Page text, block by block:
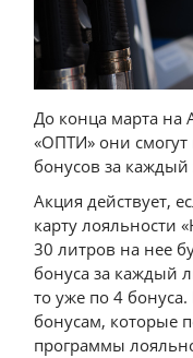
До конца марта на
«ОПТИ» они
бонусов за
Акция действует,
карту лояльности
30 литров на нее
бонуса за каждый
то уже по 4
бонусам, которые
программы